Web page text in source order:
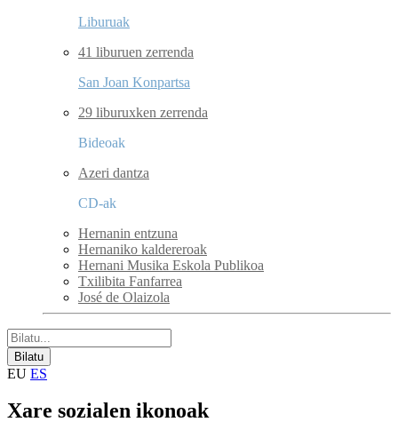
Liburuak
41 liburuen zerrenda
San Joan Konpartsa
29 liburuxken zerrenda
Bideoak
Azeri dantza
CD-ak
Hernanin entzuna
Hernaniko kaldereroak
Hernani Musika Eskola Publikoa
Txilibita Fanfarrea
José de Olaizola
EU ES
Xare sozialen ikonoak